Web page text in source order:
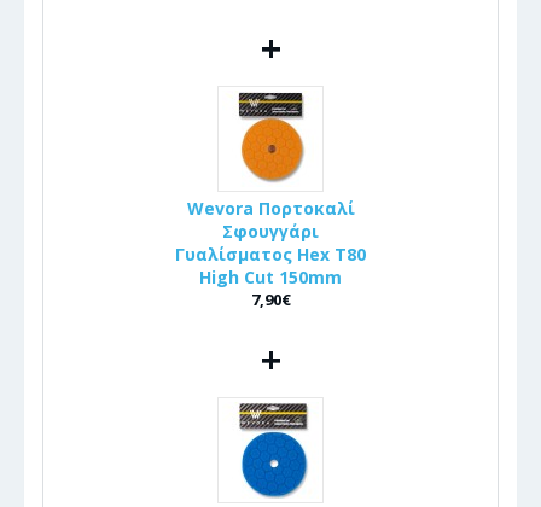
+
Wevora Πορτοκαλί
Σφουγγάρι
Γυαλίσματος Hex T80
High Cut 150mm
7,90€
+